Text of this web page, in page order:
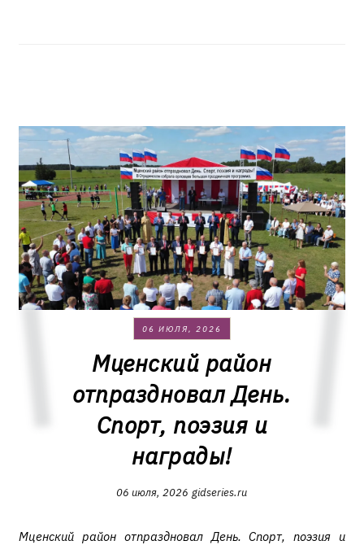
06 ИЮЛЯ, 2026
Мценский район
отпраздновал День.
Спорт, поэзия и
награды!
06 июля, 2026 gidseries.ru
Мценский район отпраздновал День. Спорт, поэзия и